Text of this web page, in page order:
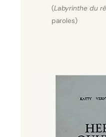
(Labyrinthe du
paroles)